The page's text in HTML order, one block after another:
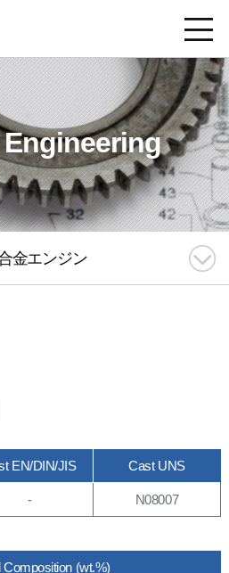
金エンジン
EN/DIN/JIS Cast UNS
- N08007
(wt.%)